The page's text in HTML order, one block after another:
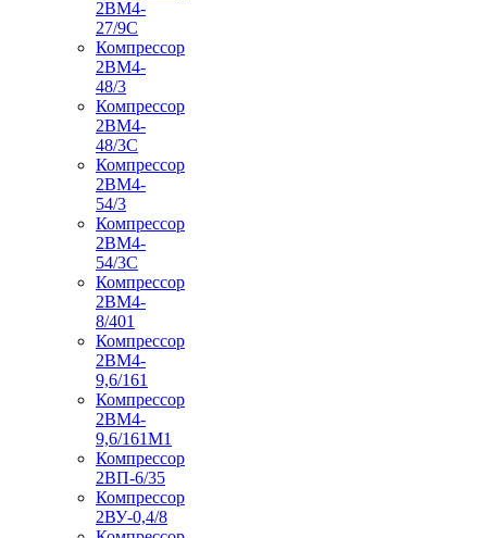
2ВМ4-
27/9С
Компрессор
2ВМ4-
48/3
Компрессор
2ВМ4-
48/3С
Компрессор
2ВМ4-
54/3
Компрессор
2ВМ4-
54/3С
Компрессор
2ВМ4-
8/401
Компрессор
2ВМ4-
9,6/161
Компрессор
2ВМ4-
9,6/161М1
Компрессор
2ВП-6/35
Компрессор
2ВУ-0,4/8